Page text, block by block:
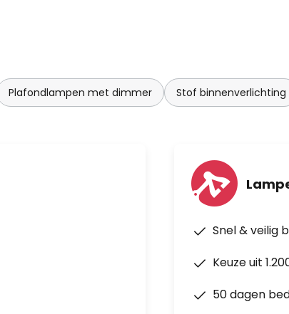
Plafondlampen met dimmer Stof binnenverlichting
Snel & veilig
Keuze uit
50 dagen